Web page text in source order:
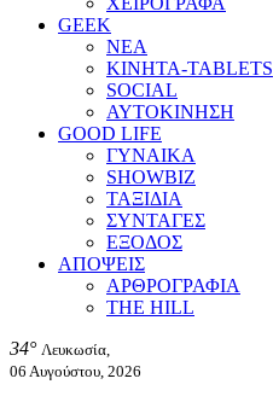
GEEK
ΝΕΑ
ΚΙΝΗΤΑ-TABLETS
SOCIAL
ΑΥΤΟΚΙΝΗΣΗ
GOOD LIFE
ΓΥΝΑΙΚΑ
SHOWBIZ
ΤΑΞΙΔΙΑ
ΣΥΝΤΑΓΕΣ
ΕΞΟΔΟΣ
ΑΠΟΨΕΙΣ
ΑΡΘΡΟΓΡΑΦΙΑ
THE HILL
34° Λευκωσία,
06 Αυγούστου, 2026